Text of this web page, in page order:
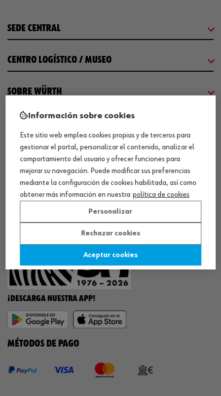
SEDE CENTRAL
CENTRO LOGÍSTICO / MUSEO
SOBRE WÜRTH
WORKINWÜRTH
NUESTROS CERTIFICADOS
¡DESCARGA NUESTRA APP!
MÉTODOS DE PAGO
Información sobre cookies
Este sitio web emplea cookies propias y de terceros para
gestionar el portal, personalizar el contenido, analizar el
comportamiento del usuario y ofrecer funciones para
mejorar su navegación. Puede modificar sus preferencias
mediante la configuración de cookies habilitada, así como
obtener más información en nuestra política de cookies
Personalizar
Rechazar cookies
Aceptar cookies